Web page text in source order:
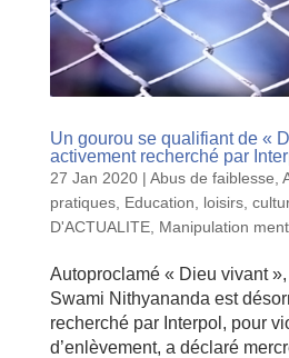
Un gourou se qualifiant de «
activement recherché par
27 Jan 2020| Abus de faiblesse
pratiques, Education, loisirs,
D'ACTUALITE, Manipulation
Autoproclamé « Dieu vivant
Swami Nithyananda est
recherché par Interpol, pour
d’enlèvement, a déclaré